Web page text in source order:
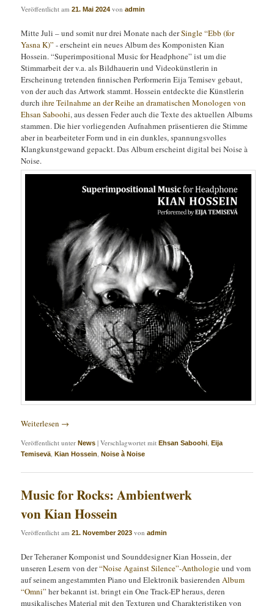
Veröffentlicht am21. Mai 2024 vonadmin
Mitte Juli – und somit nur drei Monate nach derSingle “Ebb (for
Yasna K)”- erscheint ein neues Album des Komponisten Kian
Hossein. “Superimpositional Music for Headphone” ist um die
Stimmarbeit der v.a. als Bildhauerin und Videokünstlerin in
Erscheinung tretenden finnischen Performerin Eija Temisev gebaut,
von der auch das Artwork stammt. Hossein entdeckte die Künstlerin
durchihre Teilnahme an der Reihe an dramatischen Monologen von
Ehsan Saboohi, aus dessen Feder auch die Texte des aktuellen Albums
stammen. Die hier vorliegenden Aufnahmen präsentieren die Stimme
aber in bearbeiteter Form und in ein dunkles, spannungsvolles
Klangkunstgewand gepackt. Das Album erscheint digital bei Noise à
Noise.
Weiterlesen →
Veröffentlicht unter News |Verschlagwortet mit Ehsan Saboohi ,Eija
Temisevä ,Kian Hossein ,Noise à Noise
Music for Rocks: Ambientwerk
von Kian Hossein
Veröffentlicht am21. November 2023 vonadmin
Der Teheraner Komponist und Sounddesigner Kian Hossein, der
unseren Lesern von der“Noise Against Silence”-Anthologieund vom
auf seinem angestammten Piano und Elektronik basierendenAlbum
“Omni” her bekannt ist. bringt ein One Track-EP heraus, deren
musikalisches Material mit den Texturen und Charakteristiken von